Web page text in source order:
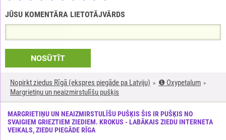
Nopirkt ziedus Rīgā (ekspres piegāde pa Latviju)
❶ Oxypetalum
Margrietiņu un neaizmirstulīšu pušķis
MARGRIETIŅU UN NEAIZMIRSTULĪŠU PUŠĶIS ŠIS IR PUŠĶIS NO
SVAIGIEM GRIEZTIEM ZIEDIEM. KROKUS - LABĀKAIS ZIEDU INTERNETA
VEIKALS, ZIEDU PIEGĀDE RĪGA
JŪSU KOMENTĀRA LIETOTĀJVĀRDS
NOSŪTĪT